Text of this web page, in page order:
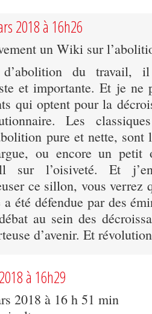
2018 à 16h26
un Wiki sur
du travail,
et importante. Et je ne
qui optent pour la
Les
pure et nette,
ou encore un petit
sur l’oisiveté. Et
ce sillon, vous verrez
été défendue par des
au sein des
d’avenir. Et
à 16h29
2018 à 16 h 51 min